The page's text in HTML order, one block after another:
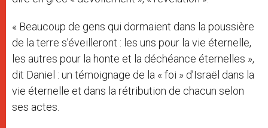
« Beaucoup de gens qui dormaient dans la poussière
de la terre s’éveilleront : les uns pour la vie éternelle,
les autres pour la honte et la déchéance éternelles »,
dit Daniel : un témoignage de la « foi » d’Israël dans la
vie éternelle et dans la rétribution de chacun selon
ses actes.